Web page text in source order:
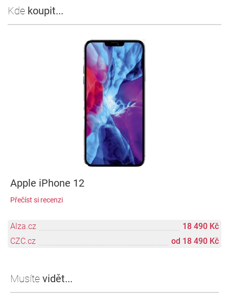
Kde koupit...
Apple iPhone 12
Přečíst si recenzi
Alza.cz
18 490 Kč
CZC.cz
od 18 490 Kč
Musíte vidět...